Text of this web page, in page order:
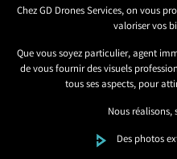
Chez GD Drones Services, on vous
valoriser vos
Que vous soyez particulier, agent
de vous fournir des visuels
tous ses aspects, pour
Nous réalisons,
Des photos